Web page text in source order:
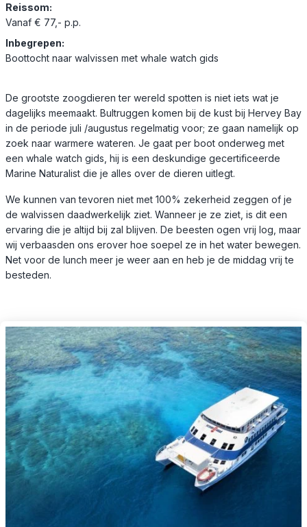
Reissom:
Vanaf € 77,- p.p.
Inbegrepen:
Boottocht naar walvissen met whale watch gids
De grootste zoogdieren ter wereld spotten is niet iets wat je
dagelijks meemaakt. Bultruggen komen bij de kust bij Hervey Bay
in de periode juli /augustus regelmatig voor; ze gaan namelijk op
zoek naar warmere wateren. Je gaat per boot onderweg met
een whale watch gids, hij is een deskundige gecertificeerde
Marine Naturalist die je alles over de dieren uitlegt.
We kunnen van tevoren niet met 100% zekerheid zeggen of je
de walvissen daadwerkelijk ziet. Wanneer je ze ziet, is dit een
ervaring die je altijd bij zal blijven. De beesten ogen vrij log, maar
wij verbaasden ons erover hoe soepel ze in het water bewegen.
Net voor de lunch meer je weer aan en heb je de middag vrij te
besteden.